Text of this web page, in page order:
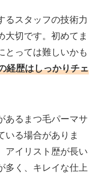
るスタッフの技術力
大切です。初めてま
とっては難しいかも
経歴はしっかりチェ
あるまつ毛パーマサ
いる場合がありま
アイリスト歴が長い
多く、キレイな仕上